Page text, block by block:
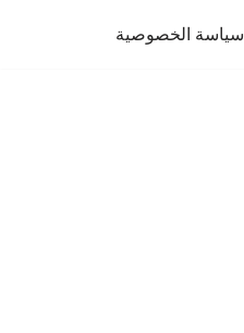
سياسة الخصوصية